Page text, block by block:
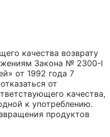
качества возврату
Закона № 2300-I
от 1992 года 7
от
качества,
к употреблению.
продуктов